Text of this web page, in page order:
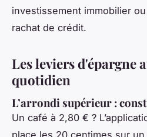
investissement immobilier
rachat de crédit.
Les leviers d'épargne
quotidien
L’arrondi supérieur :
Un café à 2,80 € ?
place les 20 centimes sur